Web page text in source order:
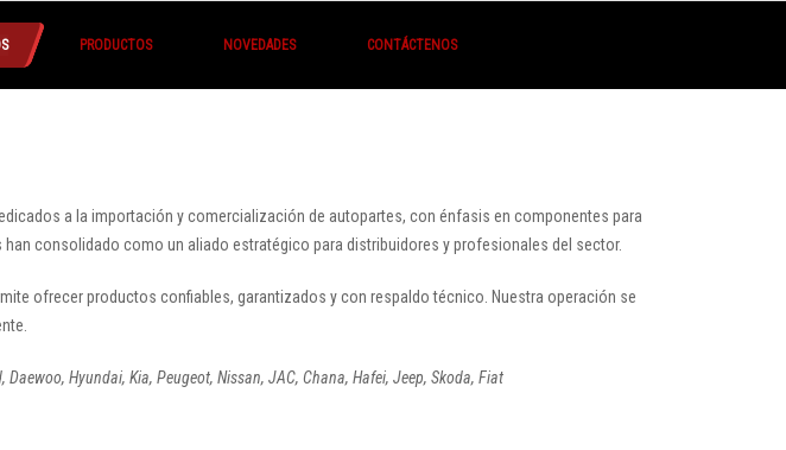
PRODUCTOS NOVEDADES CONTÁCTENOS
a la importación y comercialización de autopartes, con énfasis en componentes para
han consolidado como un aliado estratégico para distribuidores y profesionales del sector.
ofrecer productos confiables, garantizados y con respaldo técnico. Nuestra operación se
Daewoo, Hyundai, Kia, Peugeot, Nissan, JAC, Chana, Hafei, Jeep, Skoda, Fiat